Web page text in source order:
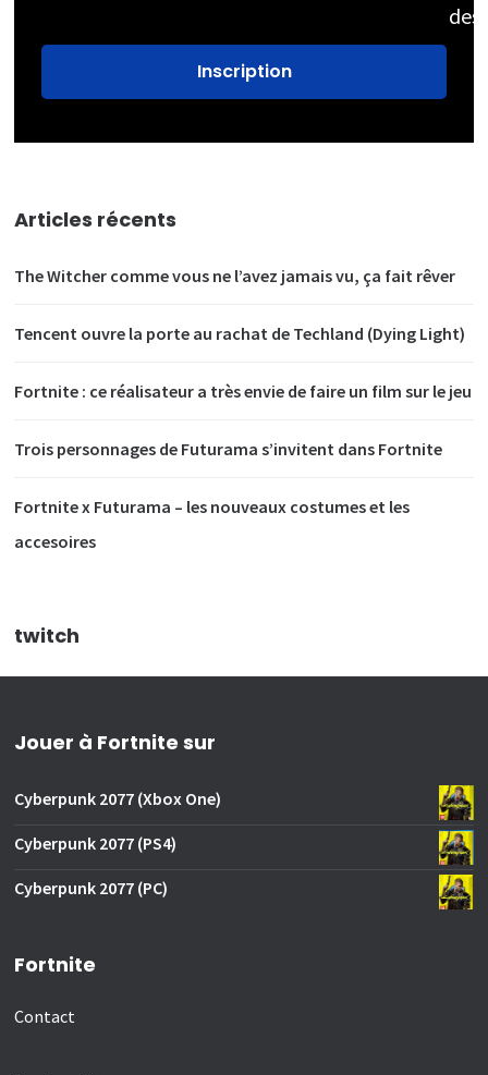
des
Articles récents
The Witcher comme vous ne l’avez jamais vu, ça fait rêver
Tencent ouvre la porte au rachat de Techland (Dying Light)
Fortnite : ce réalisateur a très envie de faire un film sur le jeu
Trois personnages de Futurama s’invitent dans Fortnite
Fortnite x Futurama – les nouveaux costumes et les
accesoires
twitch
Jouer à Fortnite sur
Cyberpunk 2077 (Xbox One)
Cyberpunk 2077 (PS4)
Cyberpunk 2077 (PC)
Fortnite
Contact